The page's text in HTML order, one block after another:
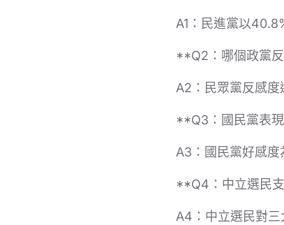
A1：民進黨以
**Q2：哪個政黨
A2：民眾黨反感度
**Q3：國民黨表
A3：國民黨好感度
**Q4：中立選民
A4：中立選民對三